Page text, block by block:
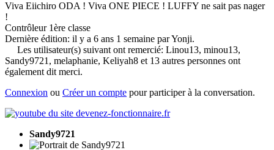
Viva Eiichiro ODA ! Viva ONE PIECE ! LUFFY ne sait pas nager
!
Contrôleur 1ère classe
Dernière édition: il y a 6 ans 1 semaine parYonji.
Les utilisateur(s) suivant ont remercié: Linou13, minou13,
Sandy9721 , melaphanie, Keliyah8 et 13 autres personnes ont
également dit merci.
Connexion ou Créer un compte pour participer à la conversation.
Sandy9721